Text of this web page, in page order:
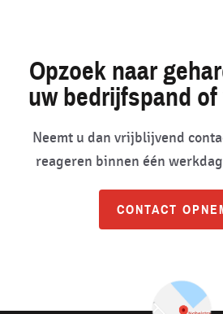
Opzoek naar
uw bedrijfspand
Neemt u dan vrijblijvend
reageren binnen één
CONTACT